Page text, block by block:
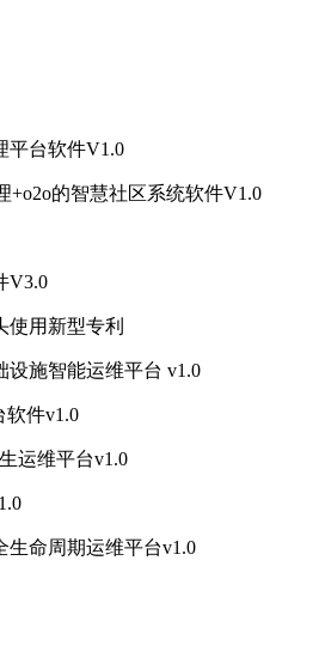
平台软件V1.0
+o2o的智慧社区系统软件V1.0
V3.0
使用新型专利
设施智能运维平台 v1.0
软件v1.0
运维平台v1.0
生命周期运维平台v1.0